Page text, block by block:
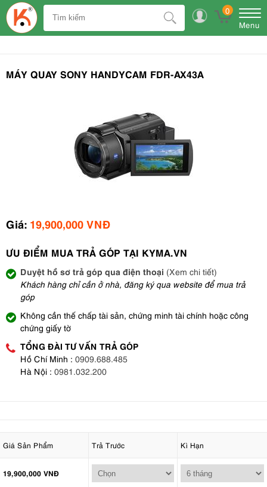
0
Menu
MÁY QUAY SONY HANDYCAM FDR-AX43A
Giá: 19,900,000 VNĐ
ƯU ĐIỂM MUA TRẢ GÓP TẠI KYMA.VN
Duyệt hồ sơ trả góp qua điện thoại (Xem chi tiết)
Khách hàng chỉ cần ở nhà, đăng ký qua website để mua trả
góp
Không cần thế chấp tài sản, chứng minh tài chính hoặc công
chứng giấy tờ
TỔNG ĐÀI TƯ VẤN TRẢ GÓP
Hồ Chí Minh : 0909.688.485
Hà Nội : 0981.032.200
Giá Sản Phẩm Trả Trước Kì Hạn
19,900,000 VNĐ